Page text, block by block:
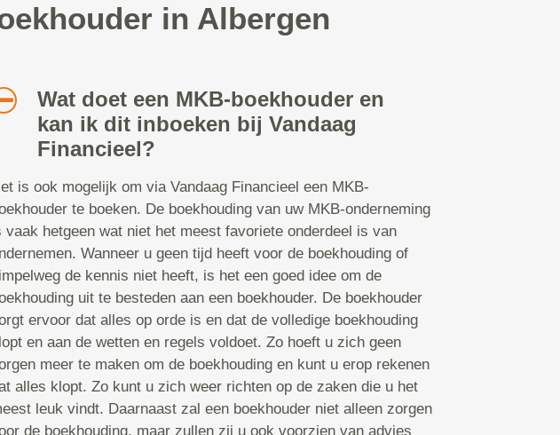
in Albergen
Wat doet een MKB-boekhouder en
kan ik dit inboeken bij Vandaag
Financieel?
is ook mogelijk om via Vandaag Financieel een MKB-
te boeken. De boekhouding van uw MKB-onderneming
vaak hetgeen wat niet het meest favoriete onderdeel is van
Wanneer u geen tijd heeft voor de boekhouding of
de kennis niet heeft, is het een goed idee om de
uit te besteden aan een boekhouder. De boekhouder
ervoor dat alles op orde is en dat de volledige boekhouding
en aan de wetten en regels voldoet. Zo hoeft u zich geen
meer te maken om de boekhouding en kunt u erop rekenen
alles klopt. Zo kunt u zich weer richten op de zaken die u het
leuk vindt. Daarnaast zal een boekhouder niet alleen zorgen
de boekhouding, maar zullen zij u ook voorzien van advies